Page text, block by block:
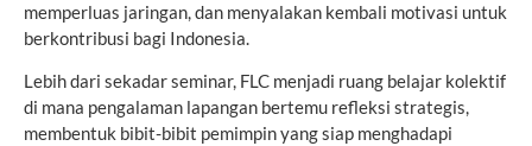
memperluas jaringan, dan menyalakan kembali motivasi untuk
berkontribusi bagi Indonesia.
Lebih dari sekadar seminar, FLC menjadi ruang belajar kolektif
di mana pengalaman lapangan bertemu refleksi strategis,
membentuk bibit-bibit pemimpin yang siap menghadapi